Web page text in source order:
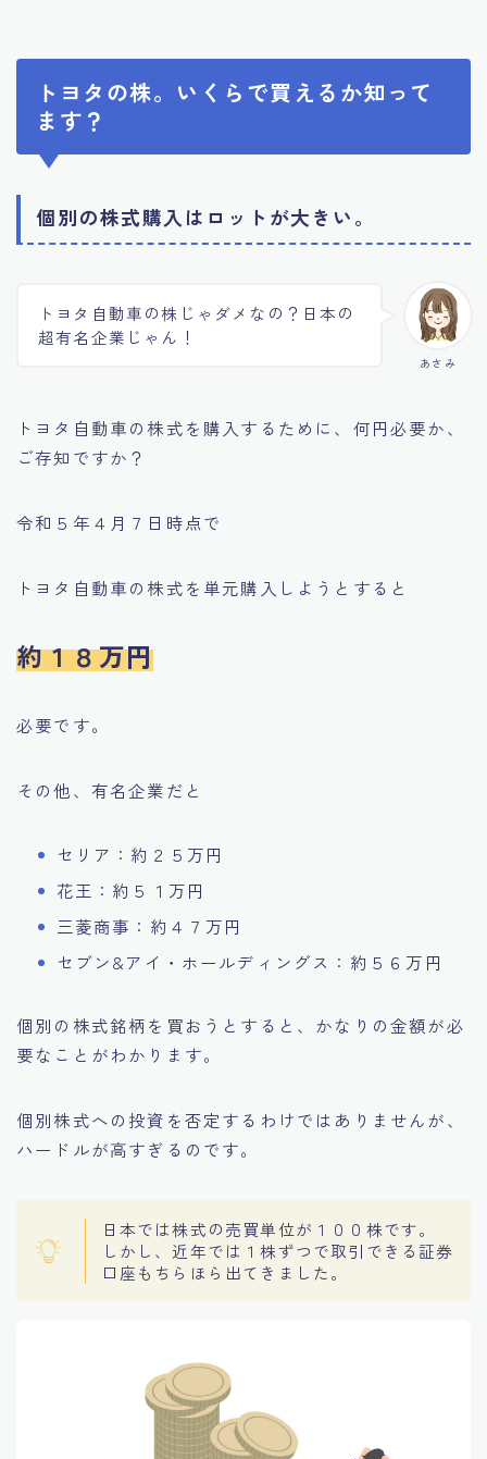
トヨタの株。いくらで買えるか知って
ます？
個別の株式購入はロットが大きい。
あさみ
トヨタ自動車の株じゃダメなの？日本の
超有名企業じゃん！
トヨタ自動車の株式を購入するために、何円必要か、
ご存知ですか？
令和５年４月７日時点で
トヨタ自動車の株式を単元購入しようとすると
約１８万円
必要です。
その他、有名企業だと
セリア：約２５万円
花王：約５１万円
三菱商事：約４７万円
セブン&アイ・ホールディングス：約５６万円
個別の株式銘柄を買おうとすると、かなりの金額が必
要なことがわかります。
個別株式への投資を否定するわけではありませんが、
ハードルが高すぎるのです。
日本では株式の売買単位が１００株です。
しかし、近年では１株ずつで取引できる証券
口座もちらほら出てきました。